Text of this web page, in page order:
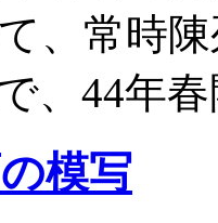
、常時
、44年
模写